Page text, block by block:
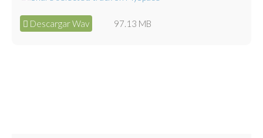
Descargar Wav 97.13 MB